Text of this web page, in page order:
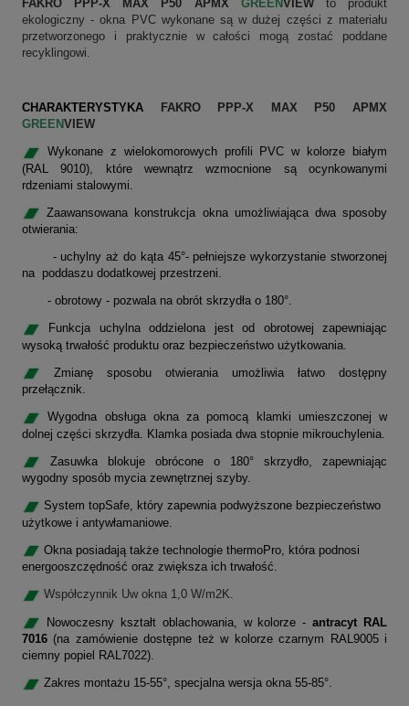
FAKRO PPP-X MAX P50 APMX GREENVIEWto produkt
ekologiczny - okna PVC wykonane są w dużej części z materiału
przetworzonego i praktycznie w całości mogą zostać poddane
recyklingowi.
CHARAKTERYSTYKA
FAKRO PPP-X MAX P50 APMX
GREENVIEW
Wykonane z wielokomorowych profili PVC w kolorze białym
(RAL 9010), które wewnątrz wzmocnione są ocynkowanymi
rdzeniami stalowymi.
Zaawansowana konstrukcja okna umożliwiająca dwa sposoby
otwierania:
- uchylny aż do kąta 45°- pełniejsze wykorzystanie stworzonej
na poddaszu dodatkowej przestrzeni.
- obrotowy - pozwala na obrót skrzydła o 180°.
Funkcja uchylna oddzielona jest od obrotowej zapewniając
wysoką trwałość produktu oraz bezpieczeństwo użytkowania.
Zmianę sposobu otwierania umożliwia łatwo dostępny
przełącznik.
Wygodna obsługa okna za pomocą klamki umieszczonej w
dolnej części skrzydła. Klamka posiada dwa stopnie mikrouchylenia.
Zasuwka blokuje obrócone o 180° skrzydło, zapewniając
wygodny sposób mycia zewnętrznej szyby.
System topSafe, który zapewnia podwyższone bezpieczeństwo
użytkowe i antywłamaniowe.
Okna posiadają także technologie thermoPro, która podnosi
energooszczędność oraz zwiększa ich trwałość.
Współczynnik Uw okna 1,0 W/m2K.
Nowoczesny kształt oblachowania, w kolorze -antracyt RAL
7016 (na zamówienie dostępne też w kolorze czarnym RAL9005 i
ciemny popiel RAL7022).
Zakres montażu 15-55°, specjalna wersja okna 55-85°.